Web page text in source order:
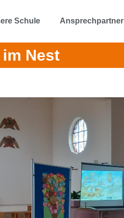
Schule Ansprechpartner
Nest